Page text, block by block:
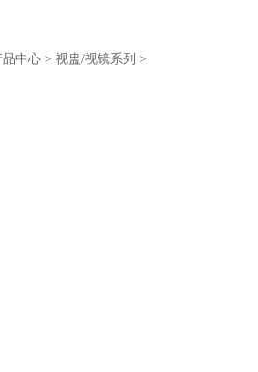
品中心 > 视盅/视镜系列 >